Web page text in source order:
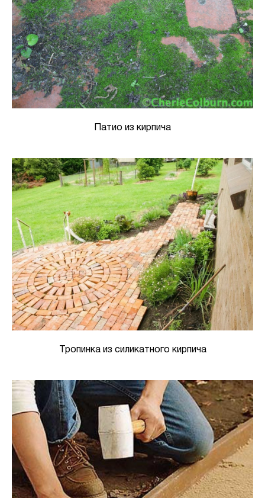
Патио из кирпича
Тропинка из силикатного кирпича